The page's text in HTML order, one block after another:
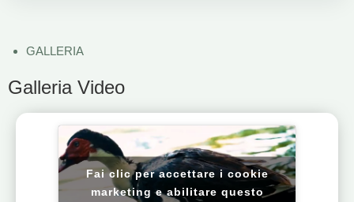
GALLERIA
Galleria Video
Fai clic per accettare i cookie
marketing e abilitare questo